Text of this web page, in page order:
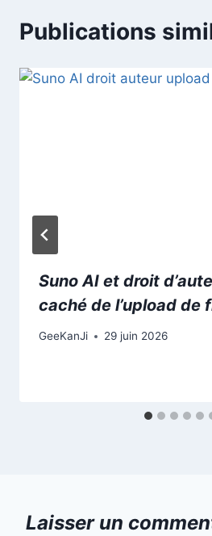
Publications
Suno AI et droit
caché de l’upload de
GeeKanJi 29 juin 2026
Laisser un